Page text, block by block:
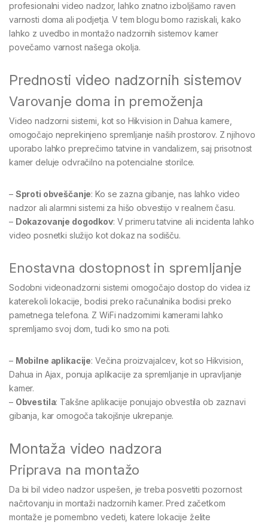
profesionalni video nadzor, lahko znatno izboljšamo raven
varnosti doma ali podjetja. V tem blogu bomo raziskali, kako
lahko z uvedbo in montažo nadzornih sistemov kamer
povečamo varnost našega okolja.
Prednosti video nadzornih sistemov
Varovanje doma in premoženja
Video nadzorni sistemi, kot so Hikvision in Dahua kamere,
omogočajo neprekinjeno spremljanje naših prostorov. Z njihovo
uporabo lahko preprečimo tatvine in vandalizem, saj prisotnost
kamer deluje odvračilno na potencialne storilce.
– Sproti obveščanje: Ko se zazna gibanje, nas lahko video
nadzor ali alarmni sistemi za hišo obvestijo v realnem času.
– Dokazovanje dogodkov: V primeru tatvine ali incidenta lahko
video posnetki služijo kot dokaz na sodišču.
Enostavna dostopnost in spremljanje
Sodobni videonadzorni sistemi omogočajo dostop do videa iz
katerekoli lokacije, bodisi preko računalnika bodisi preko
pametnega telefona. Z WiFi nadzornimi kamerami lahko
spremljamo svoj dom, tudi ko smo na poti.
– Mobilne aplikacije: Večina proizvajalcev, kot so Hikvision,
Dahua in Ajax, ponuja aplikacije za spremljanje in upravljanje
kamer.
– Obvestila: Takšne aplikacije ponujajo obvestila ob zaznavi
gibanja, kar omogoča takojšnje ukrepanje.
Montaža video nadzora
Priprava na montažo
Da bi bil video nadzor uspešen, je treba posvetiti pozornost
načrtovanju in montaži nadzornih kamer. Pred začetkom
montaže je pomembno vedeti, katere lokacije želite